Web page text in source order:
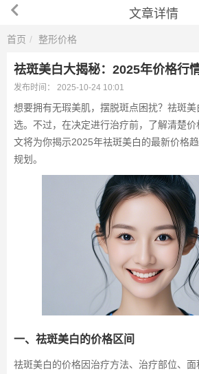
文章详情
首页 整形价格
祛斑美白大揭秘：2025年价格行
发布时间： 2025-10-24 10:01
想要拥有无瑕美肌，摆脱斑点困扰？祛斑
选。不过，在决定进行治疗前，了解清楚
文将为你揭示2025年祛斑美白的最新价格
规划。
一、祛斑美白的价格区间
祛斑美白的价格因治疗方法、治疗部位、